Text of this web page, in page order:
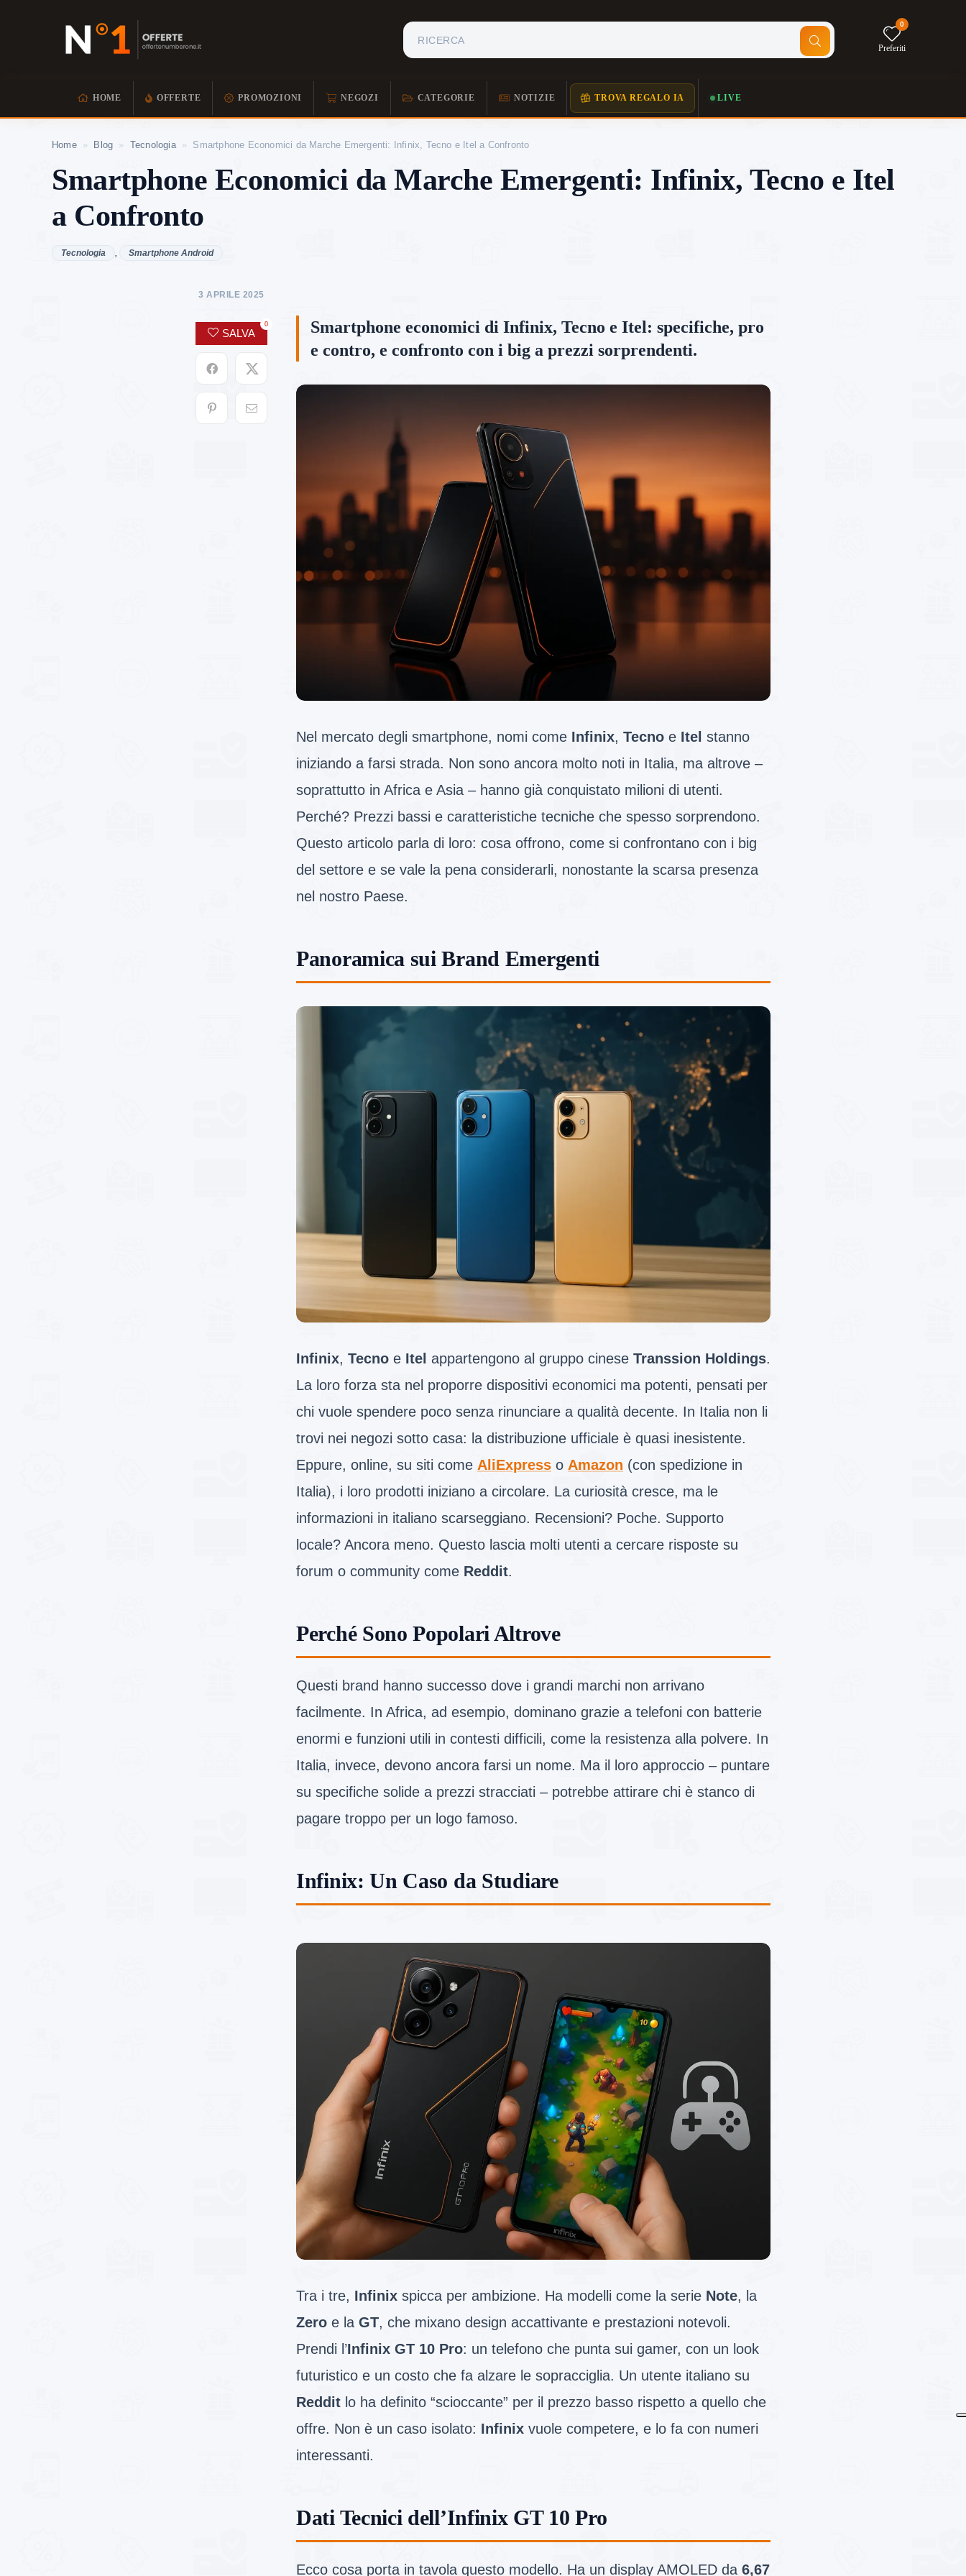
0
Preferiti
HOME OFFERTE PROMOZIONI NEGOZI CATEGORIE NOTIZIE TROVA REGALO IA LIVE
Home » Blog » Tecnologia » Smartphone Economici da Marche Emergenti: Infinix, Tecno e Itel a Confronto
Smartphone Economici da Marche Emergenti: Infinix, Tecno e Itel
a Confronto
Tecnologia , Smartphone Android
3 APRILE 2025
SALVA
0
Smartphone economici di Infinix, Tecno e Itel: specifiche, pro
e contro, e confronto con i big a prezzi sorprendenti.
Nel mercato degli smartphone, nomi come Infinix, Tecno e Itel stanno
iniziando a farsi strada. Non sono ancora molto noti in Italia, ma altrove –
soprattutto in Africa e Asia – hanno già conquistato milioni di utenti.
Perché? Prezzi bassi e caratteristiche tecniche che spesso sorprendono.
Questo articolo parla di loro: cosa offrono, come si confrontano con i big
del settore e se vale la pena considerarli, nonostante la scarsa presenza
nel nostro Paese.
Panoramica sui Brand Emergenti
Infinix, Tecno e Itel appartengono al gruppo cinese Transsion Holdings.
La loro forza sta nel proporre dispositivi economici ma potenti, pensati per
chi vuole spendere poco senza rinunciare a qualità decente. In Italia non li
trovi nei negozi sotto casa: la distribuzione ufficiale è quasi inesistente.
Eppure, online, su siti come AliExpress o Amazon (con spedizione in
Italia), i loro prodotti iniziano a circolare. La curiosità cresce, ma le
informazioni in italiano scarseggiano. Recensioni? Poche. Supporto
locale? Ancora meno. Questo lascia molti utenti a cercare risposte su
forum o community come Reddit.
Perché Sono Popolari Altrove
Questi brand hanno successo dove i grandi marchi non arrivano
facilmente. In Africa, ad esempio, dominano grazie a telefoni con batterie
enormi e funzioni utili in contesti difficili, come la resistenza alla polvere. In
Italia, invece, devono ancora farsi un nome. Ma il loro approccio – puntare
su specifiche solide a prezzi stracciati – potrebbe attirare chi è stanco di
pagare troppo per un logo famoso.
Infinix: Un Caso da Studiare
Tra i tre, Infinix spicca per ambizione. Ha modelli come la serie Note, la
Zero e la GT, che mixano design accattivante e prestazioni notevoli.
Prendi l’Infinix GT 10 Pro: un telefono che punta sui gamer, con un look
futuristico e un costo che fa alzare le sopracciglia. Un utente italiano su
Reddit lo ha definito “scioccante” per il prezzo basso rispetto a quello che
offre. Non è un caso isolato: Infinix vuole competere, e lo fa con numeri
interessanti.
Dati Tecnici dell’Infinix GT 10 Pro
Ecco cosa porta in tavola questo modello. Ha un display AMOLED da 6,67